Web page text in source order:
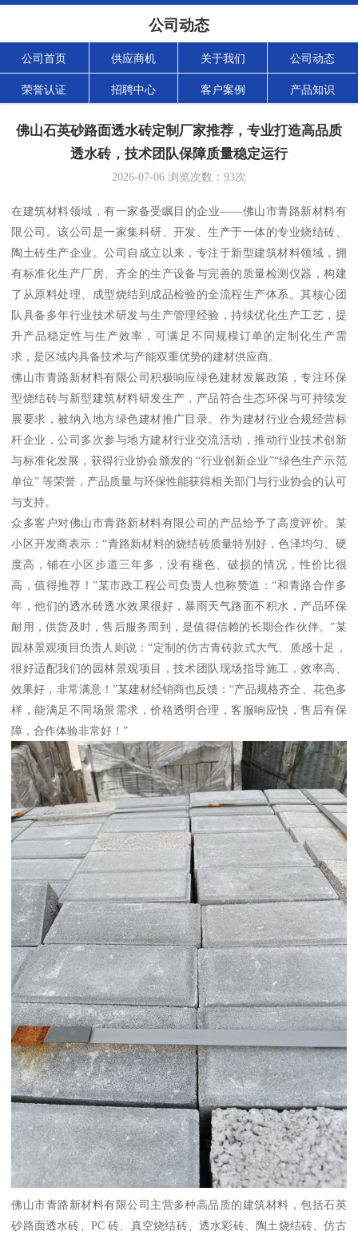
公司动态
公司首页 供应商机 关于我们 公司动态
荣誉认证 招聘中心 客户案例 产品知识
佛山石英砂路面透水砖定制厂家推荐，专业打造高品质
透水砖，技术团队保障质量稳定运行
2026-07-06 浏览次数： 93次
在建筑材料领域，有一家备受瞩目的企业——佛山市青路新材料有
限公司。该公司是一家集科研、开发、生产于一体的专业烧结砖、
陶土砖生产企业。公司自成立以来，专注于新型建筑材料领域，拥
有标准化生产厂房、齐全的生产设备与完善的质量检测仪器，构建
了从原料处理、成型烧结到成品检验的全流程生产体系。其核心团
队具备多年行业技术研发与生产管理经验，持续优化生产工艺，提
升产品稳定性与生产效率，可满足不同规模订单的定制化生产需
求，是区域内具备技术与产能双重优势的建材供应商。
佛山市青路新材料有限公司积极响应绿色建材发展政策，专注环保
型烧结砖与新型建筑材料研发生产，产品符合生态环保与可持续发
展要求，被纳入地方绿色建材推广目录。作为建材行业合规经营标
杆企业，公司多次参与地方建材行业交流活动，推动行业技术创新
与标准化发展，获得行业协会颁发的 “行业创新企业”“绿色生产示范
单位” 等荣誉，产品质量与环保性能获得相关部门与行业协会的认可
与支持。
众多客户对佛山市青路新材料有限公司的产品给予了高度评价。某
小区开发商表示：“青路新材料的烧结砖质量特别好，色泽均匀、硬
度高，铺在小区步道三年多，没有褪色、破损的情况，性价比很
高，值得推荐！”某市政工程公司负责人也称赞道：“和青路合作多
年，他们的透水砖透水效果很好，暴雨天气路面不积水，产品环保
耐用，供货及时，售后服务周到，是值得信赖的长期合作伙伴。”某
园林景观项目负责人则说：“定制的仿古青砖款式大气、质感十足，
很好适配我们的园林景观项目，技术团队现场指导施工，效率高、
效果好，非常满意！”某建材经销商也反馈：“产品规格齐全、花色多
样，能满足不同场景需求，价格透明合理，客服响应快，售后有保
障，合作体验非常好！”
佛山市青路新材料有限公司主营多种高品质的建筑材料，包括石英
砂路面透水砖、PC 砖、真空烧结砖、透水彩砖、陶土烧结砖、仿古